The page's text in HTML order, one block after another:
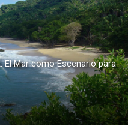
El Mar como Escenario para